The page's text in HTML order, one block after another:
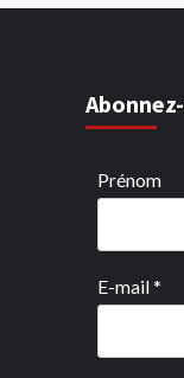
Prénom
E-mail*